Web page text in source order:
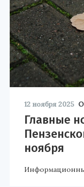
12 ноября 2025
Главные
ноября